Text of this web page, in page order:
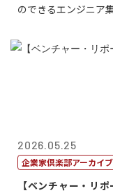
のできるエンジニア
2026.05.25
企業家倶楽部アーカイブ
【ベンチャー・リポ